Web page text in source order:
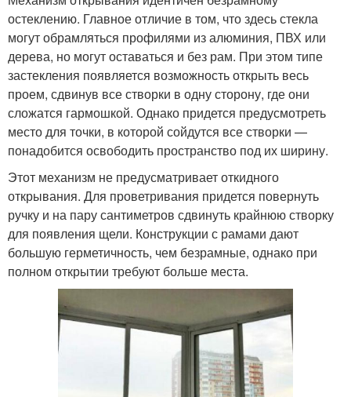
остеклению. Главное отличие в том, что здесь стекла
могут обрамляться профилями из алюминия, ПВХ или
дерева, но могут оставаться и без рам. При этом типе
застекления появляется возможность открыть весь
проем, сдвинув все створки в одну сторону, где они
сложатся гармошкой. Однако придется предусмотреть
место для точки, в которой сойдутся все створки —
понадобится освободить пространство под их ширину.
Этот механизм не предусматривает откидного
открывания. Для проветривания придется повернуть
ручку и на пару сантиметров сдвинуть крайнюю створку
для появления щели. Конструкции с рамами дают
большую герметичность, чем безрамные, однако при
полном открытии требуют больше места.